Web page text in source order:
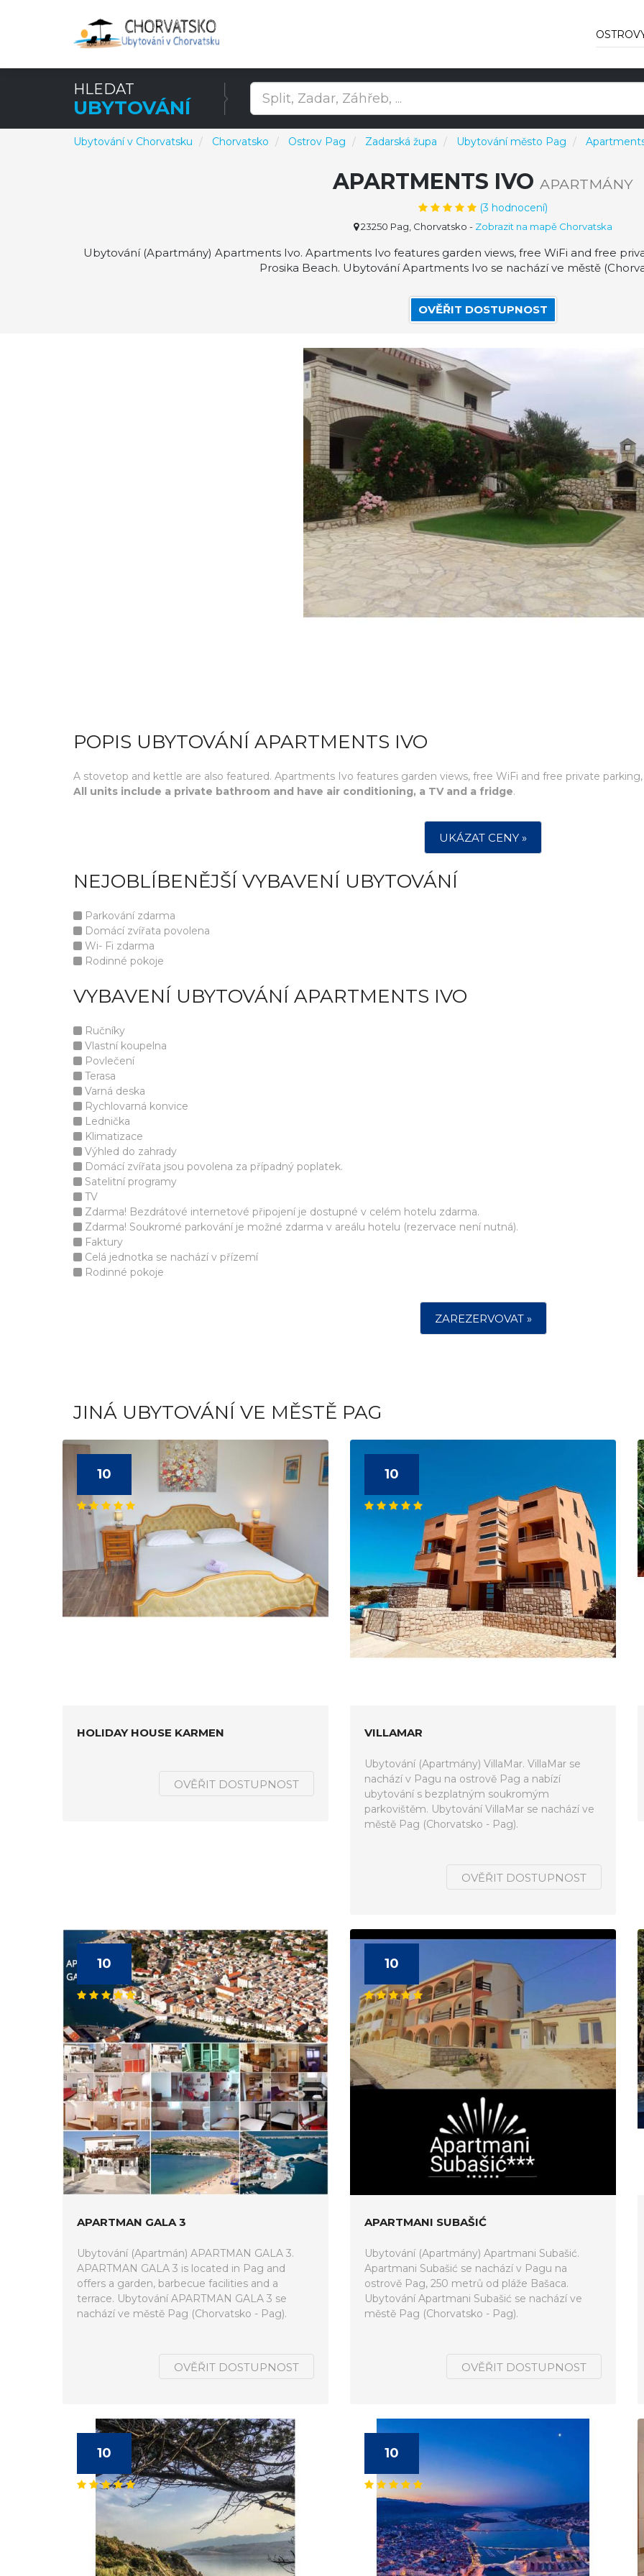
HLEDAT
UBYTOVÁNÍ
Ubytování v Chorvatsku Chorvatsko Ostrov Pag Zadarská župa Ubytování město Pag
APARTMENTS IVO APARTMÁNY
(3 hodnocení)
23250 Pag, Chorvatsko - Zobrazit na mapě Chorvatska
Ubytování (Apartmány) Apartments Ivo. Apartments Ivo features garden views, free WiFi and free
Prosika Beach. Ubytování Apartments Ivo se nachází ve městě
OVĚŘIT DOSTUPNOST
POPIS UBYTOVÁNÍ APARTMENTS IVO
A stovetop and kettle are also featured. Apartments Ivo features garden views, free WiFi and free private
All units include a private bathroom and have air conditioning, a TV and a fridge.
UKÁZAT CENY »
NEJOBLÍBENĚJŠÍ VYBAVENÍ UBYTOVÁNÍ
Parkování zdarma
Domácí zvířata povolena
Wi- Fi zdarma
Rodinné pokoje
VYBAVENÍ UBYTOVÁNÍ APARTMENTS IVO
Ručníky
Vlastní koupelna
Povlečení
Terasa
Varná deska
Rychlovarná konvice
Lednička
Klimatizace
Výhled do zahrady
Domácí zvířata jsou povolena za případný poplatek.
Satelitní programy
TV
Zdarma! Bezdrátové internetové připojení je dostupné v celém hotelu zdarma.
Zdarma! Soukromé parkování je možné zdarma v areálu hotelu (rezervace není nutná).
Faktury
Celá jednotka se nachází v přízemí
Rodinné pokoje
ZAREZERVOVAT »
JINÁ UBYTOVÁNÍ VE MĚSTĚ PAG
10
HOLIDAY HOUSE KARMEN
OVĚŘIT DOSTUPNOST
10
VILLAMAR
Ubytování (Apartmány) VillaMar. VillaMar se
nachází v Pagu na ostrově Pag a nabízí
ubytování s bezplatným soukromým
parkovištěm. Ubytování VillaMar se nachází ve
městě Pag (Chorvatsko - Pag).
OVĚŘIT DOSTUPNOST
10
APARTMAN GALA 3
Ubytování (Apartmán) APARTMAN GALA 3.
APARTMAN GALA 3 is located in Pag and
offers a garden, barbecue facilities and a
terrace. Ubytování APARTMAN GALA 3 se
nachází ve městě Pag (Chorvatsko - Pag).
OVĚŘIT DOSTUPNOST
10
APARTMANI SUBAŠIĆ
Ubytování (Apartmány) Apartmani Subašić.
Apartmani Subašić se nachází v Pagu na
ostrově Pag, 250 metrů od pláže Bašaca.
Ubytování Apartmani Subašić se nachází ve
městě Pag (Chorvatsko - Pag).
OVĚŘIT DOSTUPNOST
10 10